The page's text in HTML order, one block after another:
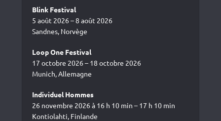
Blink Festival
5 août 2026 – 8 août 2026
Sandnes, Norvège
Loop One Festival
17 octobre 2026 – 18 octobre 2026
Munich, Allemagne
Individuel Hommes
26 novembre 2026 à 16 h 10 min – 17 h 10 min
Kontiolahti, Finlande